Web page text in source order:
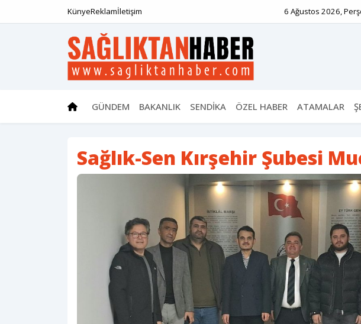
KünyeReklamİletişim 6 Ağustos 2026,
GÜNDEM BAKANLIK SENDİKA ÖZEL HABER ATAMALAR
Sağlık-Sen Kırşehir Şubesi